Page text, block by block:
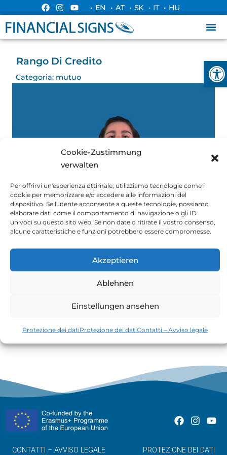
Apri
Cookie-Zustimmung
verwalten
Per offrirvi un'esperienza ottimale, utilizziamo tecnologie come i
cookie per memorizzare e/o accedere alle informazioni del
dispositivo. Se l'utente acconsente a queste tecnologie, possiamo
elaborare dati come il comportamento di navigazione o gli ID
univoci su questo sito web. Se non date o ritirate il vostro consenso,
alcune caratteristiche e funzioni potrebbero essere compromesse.
Akzeptieren
Ablehnen
Einstellungen ansehen
Protezione dei datiProtezione dei datiContatti – Avviso legale
• EN • AT • SK • IT • HU
Rango Di Credito
Categoria: mutuo
ripagare il prestito
CONTATTI – AVVISO LEGALE PROTEZIONE DEI DATI